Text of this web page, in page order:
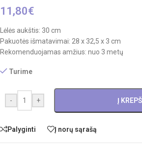
11,80€
Lėlės aukštis: 30 cm
Pakuotės išmatavimai: 28 x 32,5 x 3 cm
Rekomenduojamas amžius: nuo 3 metų
Turime
- + Į
Palyginti Į norų sąrašą